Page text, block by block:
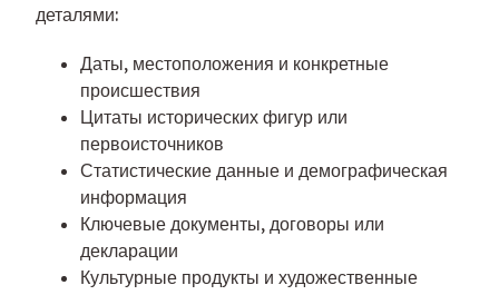
деталями:
Даты, местоположения и конкретные
происшествия
Цитаты исторических фигур или
первоисточников
Статистические данные и демографическая
информация
Ключевые документы, договоры или
декларации
Культурные продукты и художественные